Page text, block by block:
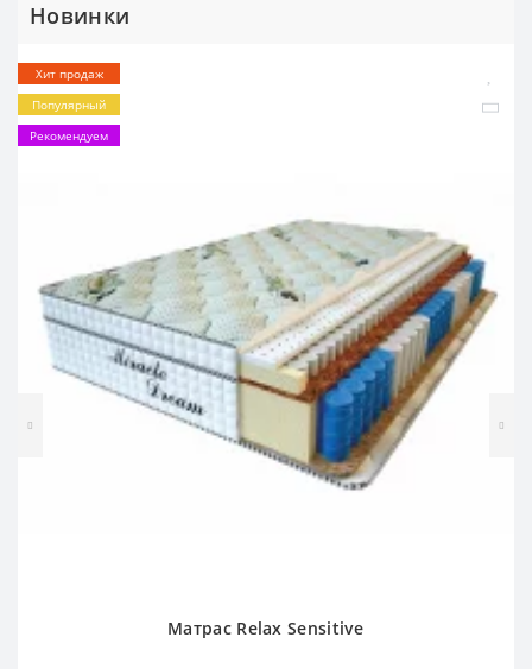
Новинки
Хит продаж
Популярный
Рекомендуем
Матрас Relax Sensitive